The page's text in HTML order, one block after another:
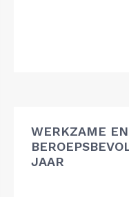
WERKZAME
JAAR